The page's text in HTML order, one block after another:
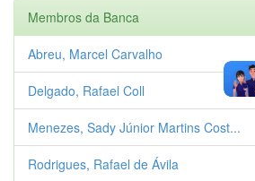
Membros da Banca
Abreu, Marcel Carvalho
Delgado, Rafael Coll
Menezes, Sady Júnior Martins Cost...
Rodrigues, Rafael de Ávila